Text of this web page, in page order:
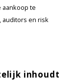
aankoop te
auditors en risk
inhoudt